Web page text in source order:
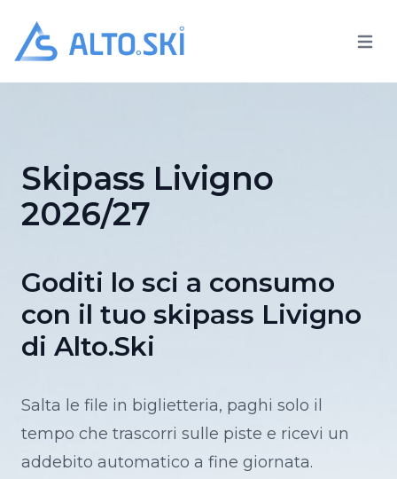
Alto.Ski Open
Skipass Livigno
2026/27
Goditi lo sci a consumo
con il tuo skipass Livigno
di Alto.Ski
Salta le file in biglietteria, paghi solo il
tempo che trascorri sulle piste e ricevi un
addebito automatico a fine giornata.